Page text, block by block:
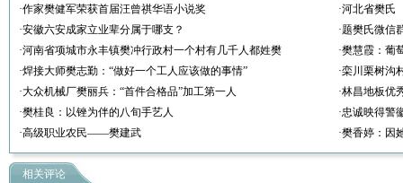
·作家樊健军荣获首届汪曾祺华语小说奖
·河北省樊氏
·安徽六安成家立业辈分属于哪支？
·题樊氏微信
·河南省项城市永丰镇樊冲行政村一个村有几千人都姓樊
·樊慧霞：葡
·焊接大师樊志勤：“做好一个工人应该做的事情”
·栾川栗树沟
·大众机械厂樊丽兵：“首件合格品”加工第一人
·林昌地板优
·樊桂良：以锉为伴的八旬手艺人
·忠诚映得警
·高级职业农民——樊建武
·樊香婷：因
相关评论